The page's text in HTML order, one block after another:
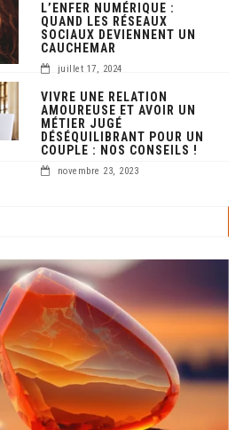
L’ENFER NUMÉRIQUE :
QUAND LES RÉSEAUX
SOCIAUX DEVIENNENT UN
CAUCHEMAR
juillet 17, 2024
VIVRE UNE RELATION
AMOUREUSE ET AVOIR UN
MÉTIER JUGÉ
DÉSÉQUILIBRANT POUR UN
COUPLE : NOS CONSEILS !
novembre 23, 2023